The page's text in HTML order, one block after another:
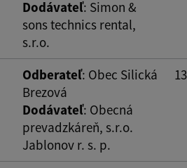
Dodávateľ: Simon &
sons technics rental,
s.r.o.
Odberateľ: Obec Silická
Brezová
Dodávateľ: Obecná
prevadzkáreň, s.r.o.
Jablonov r. s. p.